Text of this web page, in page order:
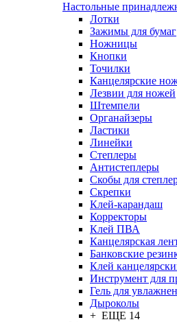
Настольные
Лотки
Зажимы для бумаг
Ножницы
Кнопки
Точилки
Канцелярские
Лезвии для ножей
Штемпели
Органайзеры
Ластики
Линейки
Степлеры
Антистеплеры
Скобы для
Скрепки
Клей-карандаш
Корректоры
Клей ПВА
Канцелярская
Банковские
Клей
Инструмент для
Гель для
Дыроколы
+ ЕЩЕ 14